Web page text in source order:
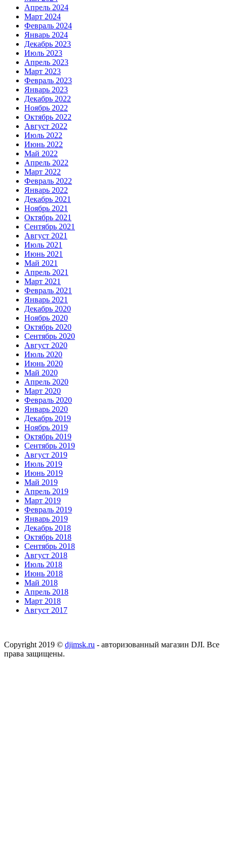
Апрель 2024
Март 2024
Февраль 2024
Январь 2024
Декабрь 2023
Июль 2023
Апрель 2023
Март 2023
Февраль 2023
Январь 2023
Декабрь 2022
Ноябрь 2022
Октябрь 2022
Август 2022
Июль 2022
Июнь 2022
Май 2022
Апрель 2022
Март 2022
Февраль 2022
Январь 2022
Декабрь 2021
Ноябрь 2021
Октябрь 2021
Сентябрь 2021
Август 2021
Июль 2021
Июнь 2021
Май 2021
Апрель 2021
Март 2021
Февраль 2021
Январь 2021
Декабрь 2020
Ноябрь 2020
Октябрь 2020
Сентябрь 2020
Август 2020
Июль 2020
Июнь 2020
Май 2020
Апрель 2020
Март 2020
Февраль 2020
Январь 2020
Декабрь 2019
Ноябрь 2019
Октябрь 2019
Сентябрь 2019
Август 2019
Июль 2019
Июнь 2019
Май 2019
Апрель 2019
Март 2019
Февраль 2019
Январь 2019
Декабрь 2018
Октябрь 2018
Сентябрь 2018
Август 2018
Июль 2018
Июнь 2018
Май 2018
Апрель 2018
Март 2018
Август 2017
Copyright 2019 © djimsk.ru - авторизованный магазин DJI. Все
права защищены.